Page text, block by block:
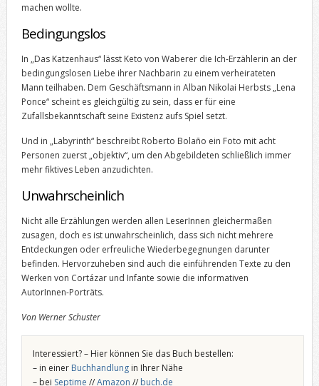
machen wollte.
Bedingungslos
In „Das Katzenhaus“ lässt Keto von Waberer die Ich-Erzählerin an der
bedingungslosen Liebe ihrer Nachbarin zu einem verheirateten
Mann teilhaben. Dem Geschäftsmann in Alban Nikolai Herbsts „Lena
Ponce“ scheint es gleichgültig zu sein, dass er für eine
Zufallsbekanntschaft seine Existenz aufs Spiel setzt.
Und in „Labyrinth“ beschreibt Roberto Bolaño ein Foto mit acht
Personen zuerst „objektiv“, um den Abgebildeten schließlich immer
mehr fiktives Leben anzudichten.
Unwahrscheinlich
Nicht alle Erzählungen werden allen LeserInnen gleichermaßen
zusagen, doch es ist unwahrscheinlich, dass sich nicht mehrere
Entdeckungen oder erfreuliche Wiederbegegnungen darunter
befinden. Hervorzuheben sind auch die einführenden Texte zu den
Werken von Cortázar und Infante sowie die informativen
AutorInnen-Porträts.
Von Werner Schuster
Interessiert? – Hier können Sie das Buch bestellen:
– in einer Buchhandlungin Ihrer Nähe
– bei Septime //Amazon // buch.de